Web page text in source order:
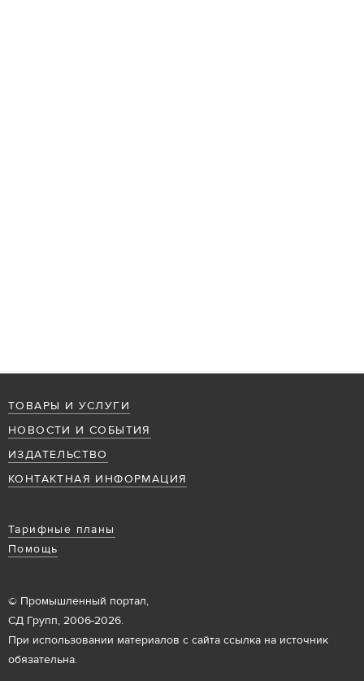
ТОВАРЫ И УСЛУГИ
НОВОСТИ И СОБЫТИЯ
ИЗДАТЕЛЬСТВО
КОНТАКТНАЯ ИНФОРМАЦИЯ
Тарифные планы
Помощь
© Промышленный портал,
СД Групп, 2006-2026.
При использовании материалов с сайта ссылка на источник
обязательна.